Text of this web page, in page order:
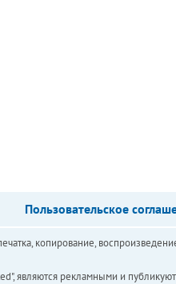
Пользовательское
копирование,
рекламными и